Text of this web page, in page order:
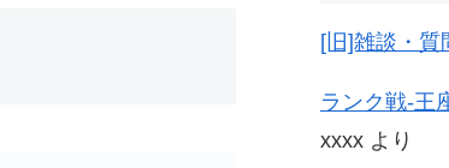
[旧]雑談・質
ランク戦-王
xxxx より